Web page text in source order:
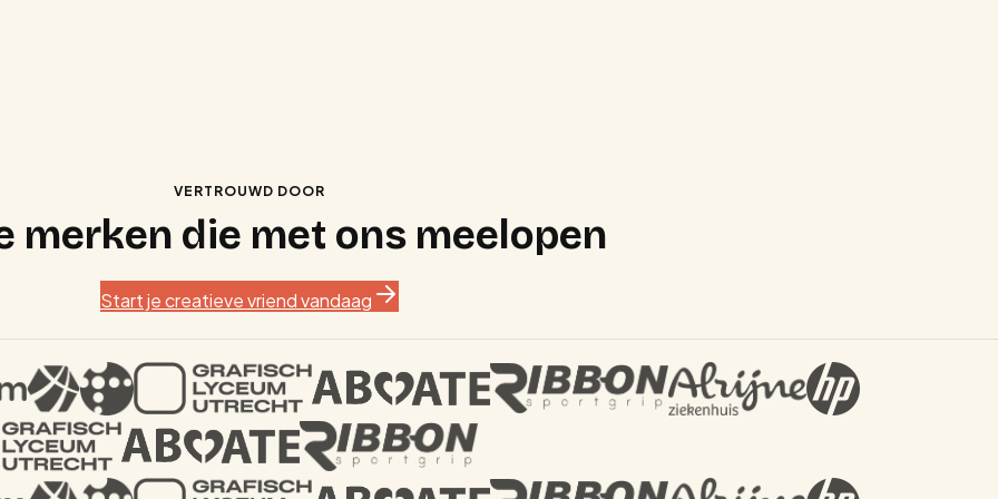
VERTROUWD DOOR
merken die met ons meelopen
Start je creatieve vriend vandaag